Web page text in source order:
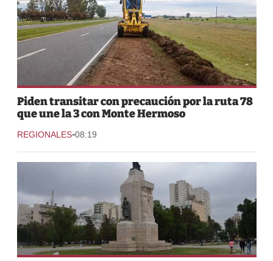
Piden transitar con precaución por la ruta 78
que une la 3 con Monte Hermoso
REGIONALES-08:19